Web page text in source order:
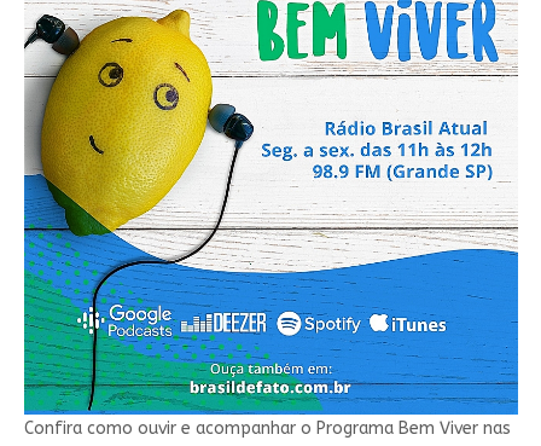
Confira como ouvir e acompanhar o Programa Bem Viver nas